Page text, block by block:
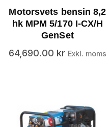
Motorsvets bensin 8,2
hk MPM 5/170 I-CX/H
GenSet
64,690.00 kr Exkl. moms